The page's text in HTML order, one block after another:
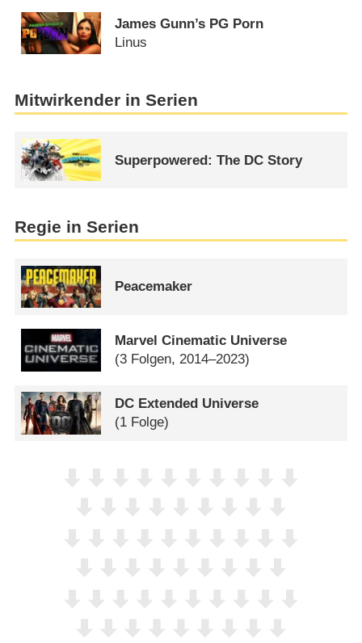
James Gunn’s PG Porn
Linus
Mitwirkender in Serien
Superpowered: The DC Story
Regie in Serien
Peacemaker
Marvel Cinematic Universe
(3 Folgen, 2014–2023)
DC Extended Universe
(1 Folge)